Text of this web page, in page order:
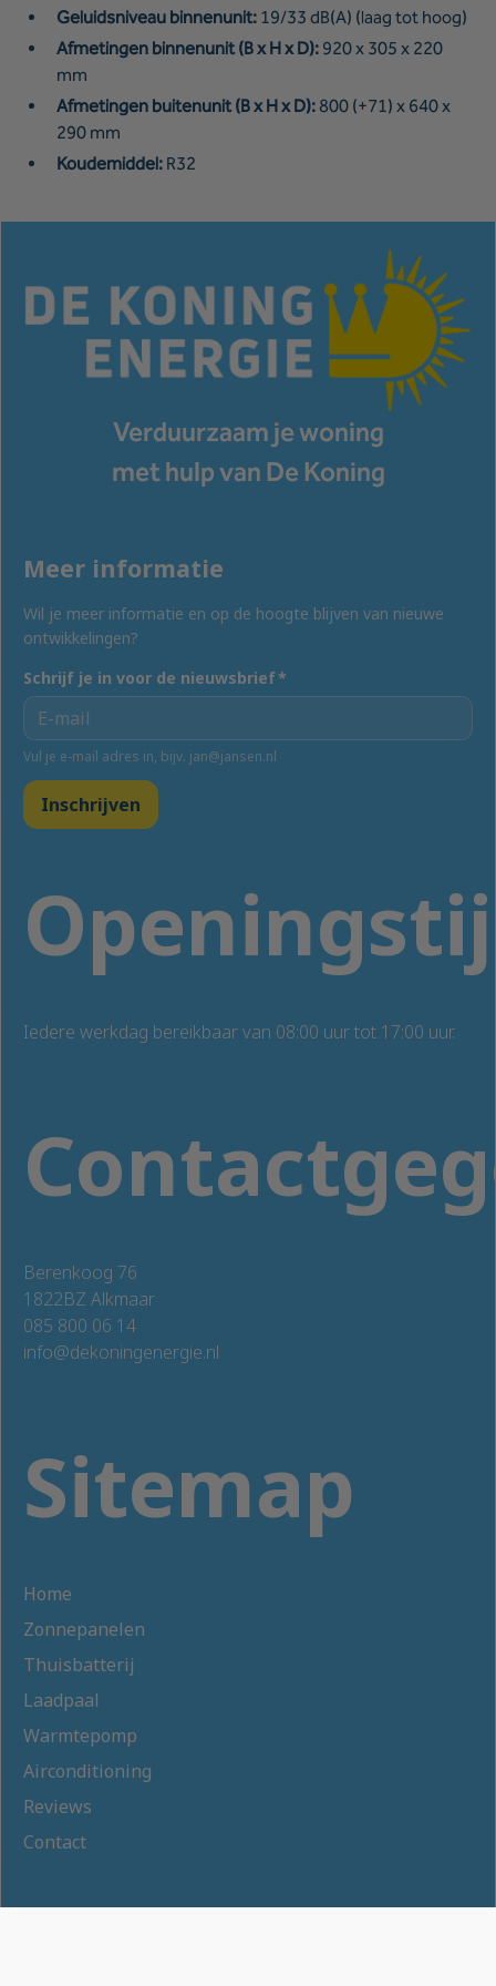
Geluidsniveau binnenunit: 19/33 dB(A) (laag tot hoog)
Afmetingen binnenunit (B x H x D): 920 x 305 x 220
mm
Afmetingen buitenunit (B x H x D): 800 (+71) x 640 x
290 mm
Koudemiddel: R32
Verduurzaam je woning
met hulp van De Koning
Sitemap
Home
Zonnepanelen
Thuisbatterij
Laadpaal
Warmtepomp
Airconditioning
Reviews
Contact
Berenkoog 76
1822BZ Alkmaar
085 800 06 14
info@dekoningenergie.nl
Iedere werkdag bereikbaar van 08:00 uur tot 17:00 uur.
Meer informatie
Wil je meer informatie en op de hoogte blijven van nieuwe
ontwikkelingen?
Schrijf je in voor de nieuwsbrief*
Vul je e-mail adres in, bijv. jan@jansen.nl
Inschrijven